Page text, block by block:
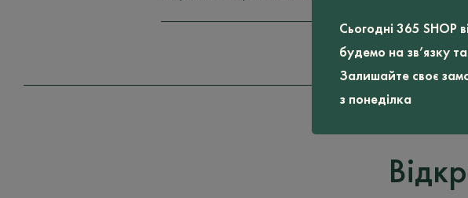
Сьогодні 365 SHOP
будемо на зв’язку
Залишайте своє
з понеділка